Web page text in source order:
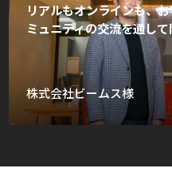
リアルもオンラインも、
ミュニティの交流を通し
株式会社ビームス様